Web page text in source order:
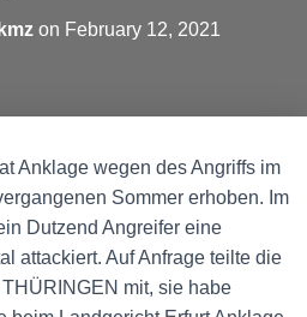
on February 12, 2021
Anklage wegen des Angriffs im
Sommer erhoben. Im
Dutzend Angreifer eine
attackiert. Auf Anfrage teilte die
mit, sie habe